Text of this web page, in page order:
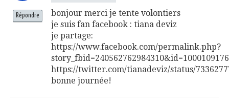
bonjour merci je tente volontiers
je suis fan facebook : tiana deviz
je partage:
https://www.facebook.com/permalink.php?
https://twitter.com/tianadeviz/status/
bonne journée!
Répondre